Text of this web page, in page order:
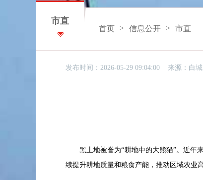
市直
首页 > 信息公开 > 市直
发布时间：2026-05-29 09:04:00 来源： 白
黑土地被誉为“耕地中的大熊猫”。近年
续提升耕地质量和粮食产能，推动区域农业